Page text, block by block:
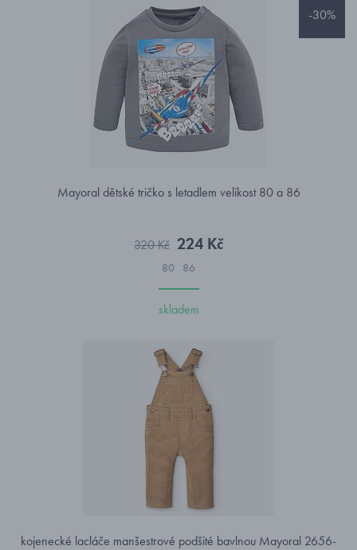
-30%
Mayoral dětské tričko s letadlem velikost 80 a 86
320 Kč 224 Kč
80 86
skladem
kojenecké lacláče manšestrové podšité bavlnou Mayoral 2656-